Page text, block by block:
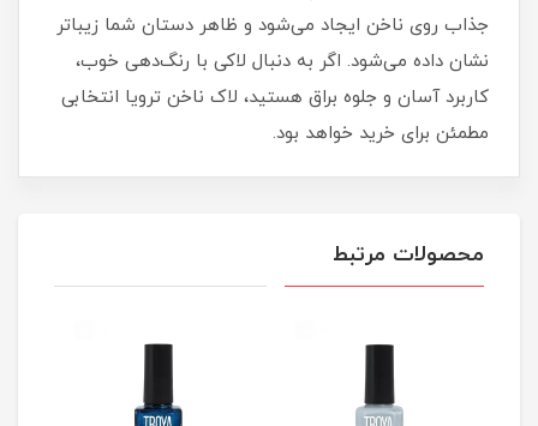
جذاب روی ناخن ایجاد می‌شود و ظاهر دستان شما زیباتر
نشان داده می‌شود. اگر به دنبال لاکی با رنگ‌دهی خوب،
کاربرد آسان و جلوه براق هستید، لاک ناخن ترویا انتخابی
مطمئن برای خرید خواهد بود.
محصولات مرتبط